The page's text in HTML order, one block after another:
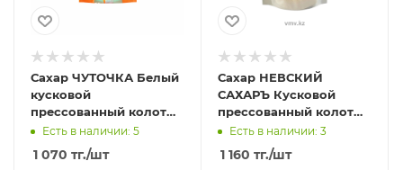
Сахар ЧУТОЧКА Белый
кусковой
прессованный колотый
420г м/у
Есть в наличии: 5
1 070 тг./шт
Сахар НЕВСКИЙ
САХАРЪ Кусковой
прессованный колотый
420г
Есть в наличии: 3
1 160 тг./шт